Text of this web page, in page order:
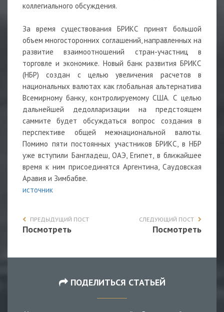
коллегиального обсуждения.
За время существования БРИКС принят большой
объем многосторонних соглашений, направленных на
развитие взаимоотношений стран-участниц в
торговле и экономике. Новый банк развития БРИКС
(НБР) создан с целью увеличения расчетов в
национальных валютах как глобальная альтернатива
Всемирному банку, контролируемому США. С целью
дальнейшей дедолларизации на предстоящем
саммите будет обсуждаться вопрос создания в
перспективе общей межнациональной валюты.
Помимо пяти постоянных участников БРИКС, в НБР
уже вступили Бангладеш, ОАЭ, Египет, в ближайшее
время к ним присоединятся Аргентина, Саудовская
Аравия и Зимбабве.
источник
ПРЕДЫДУЩИЙ ПОСТ
Посмотреть
СЛЕДУЮЩИЙ ПОСТ
Посмотреть
ПОДЕЛИТЬСЯ СТАТЬЕЙ